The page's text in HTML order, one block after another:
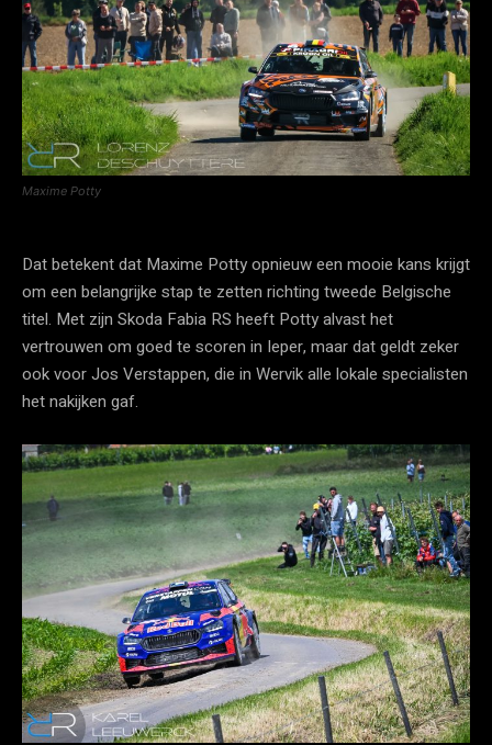
Maxime Potty
Dat betekent dat Maxime Potty opnieuw een mooie kans krijgt
om een belangrijke stap te zetten richting tweede Belgische
titel. Met zijn Skoda Fabia RS heeft Potty alvast het
vertrouwen om goed te scoren in Ieper, maar dat geldt zeker
ook voor Jos Verstappen, die in Wervik alle lokale specialisten
het nakijken gaf.